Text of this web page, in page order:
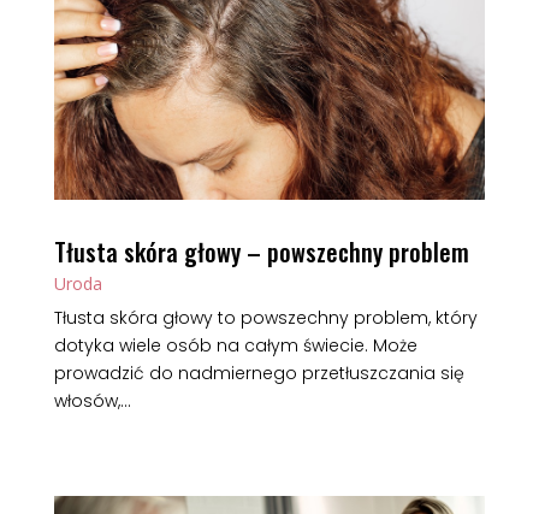
Tłusta skóra głowy – powszechny problem
Uroda
Tłusta skóra głowy to powszechny problem, który
dotyka wiele osób na całym świecie. Może
prowadzić do nadmiernego przetłuszczania się
włosów,...